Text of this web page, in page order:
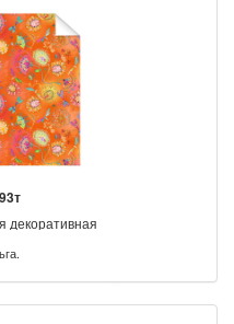
декоративная